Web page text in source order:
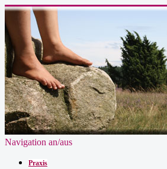
Navigation an/aus
Praxis